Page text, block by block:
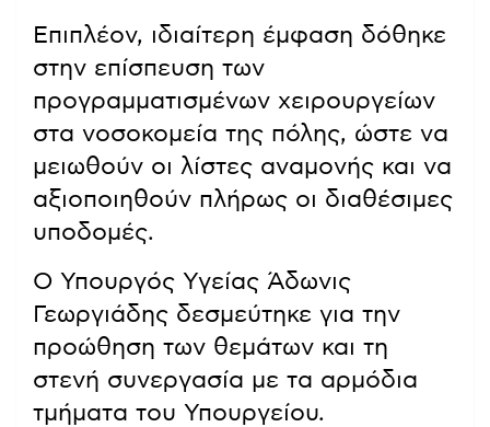
Επιπλέον, ιδιαίτερη έμφαση δόθηκε
στην επίσπευση των
προγραμματισμένων χειρουργείων
στα νοσοκομεία της πόλης, ώστε να
μειωθούν οι λίστες αναμονής και να
αξιοποιηθούν πλήρως οι διαθέσιμες
υποδομές.
Ο Υπουργός Υγείας Άδωνις
Γεωργιάδης δεσμεύτηκε για την
προώθηση των θεμάτων και τη
στενή συνεργασία με τα αρμόδια
τμήματα του Υπουργείου.